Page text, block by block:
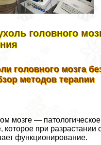
головного
головного мозга
методов терапии
мозге — патологическое
которое при разрастании
функционирование.